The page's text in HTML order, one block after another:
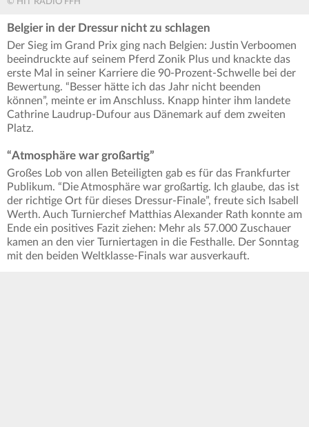
Belgier in der Dressur nicht zu schlagen
Der Sieg im Grand Prix ging nach Belgien: Justin Verboomen
beeindruckte auf seinem Pferd Zonik Plus und knackte das
erste Mal in seiner Karriere die 90-Prozent-Schwelle bei der
Bewertung. “Besser hätte ich das Jahr nicht beenden
können”, meinte er im Anschluss. Knapp hinter ihm landete
Cathrine Laudrup-Dufour aus Dänemark auf dem zweiten
Platz.
“Atmosphäre war großartig”
Großes Lob von allen Beteiligten gab es für das Frankfurter
Publikum. “Die Atmosphäre war großartig. Ich glaube, das ist
der richtige Ort für dieses Dressur-Finale”, freute sich Isabell
Werth. Auch Turnierchef Matthias Alexander Rath konnte am
Ende ein positives Fazit ziehen: Mehr als 57.000 Zuschauer
kamen an den vier Turniertagen in die Festhalle. Der Sonntag
mit den beiden Weltklasse-Finals war ausverkauft.